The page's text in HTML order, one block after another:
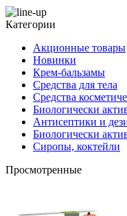
Категории
Акционные товары
Новинки
Крем-бальзамы
Средства для тела
Средства
Биологически
Антисептики и
Биологически
Сиропы, коктейли
Просмотренные